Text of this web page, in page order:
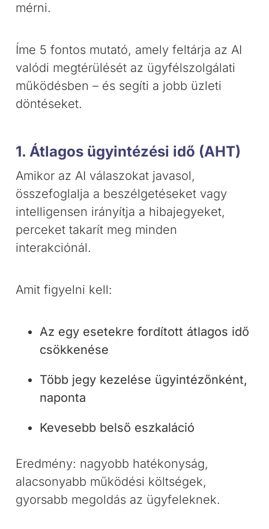
mérni.
Íme 5 fontos mutató, amely feltárja az AI
valódi megtérülését az ügyfélszolgálati
működésben – és segíti a jobb üzleti
döntéseket.
1. Átlagos ügyintézési idő (AHT)
Amikor az AI válaszokat javasol,
összefoglalja a beszélgetéseket vagy
intelligensen irányítja a hibajegyeket,
perceket takarít meg minden
interakciónál.
Amit figyelni kell:
Az egy esetekre fordított átlagos idő
csökkenése
Több jegy kezelése ügyintézőnként,
naponta
Kevesebb belső eszkaláció
Eredmény: nagyobb hatékonyság,
alacsonyabb működési költségek,
gyorsabb megoldás az ügyfeleknek.